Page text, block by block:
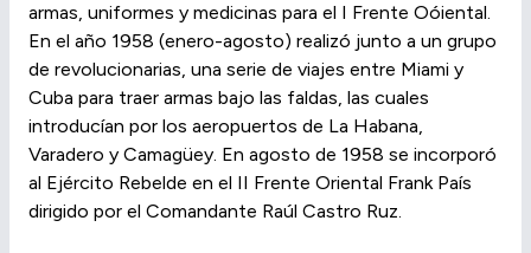
armas, uniformes y medicinas para el I Frente Oóiental.
En el año 1958 (enero-agosto) realizó junto a un grupo
de revolucionarias, una serie de viajes entre Miami y
Cuba para traer armas bajo las faldas, las cuales
introducían por los aeropuertos de La Habana,
Varadero y Camagüey. En agosto de 1958 se incorporó
al Ejército Rebelde en el II Frente Oriental Frank País
dirigido por el Comandante Raúl Castro Ruz.